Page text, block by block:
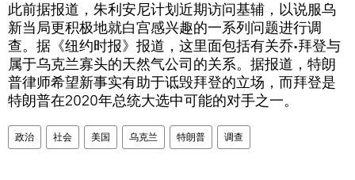
此前据报道，朱利安尼计划近期访问基辅，以说服乌
新当局更积极地就白宫感兴趣的一系列问题进行调
查。据《纽约时报》报道，这里面包括有关乔∙拜登与
属于乌克兰寡头的天然气公司的关系。据报道，特朗
普律师希望新事实有助于诋毁拜登的立场，而拜登是
特朗普在2020年总统大选中可能的对手之一。
政治 社会 美国 乌克兰 特朗普 调查